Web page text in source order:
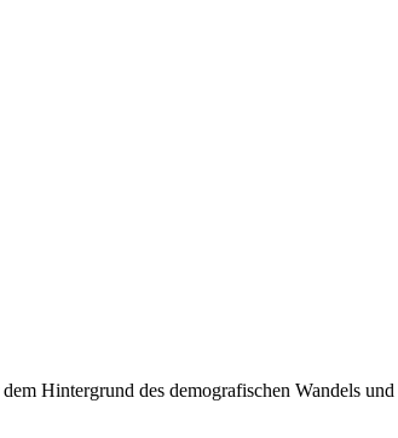
Hintergrund des demografischen Wandels